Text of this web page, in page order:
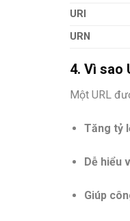
URI
URN
4. Vì sao
Một URL
Tăng tỷ
Dễ hiểu
Giúp